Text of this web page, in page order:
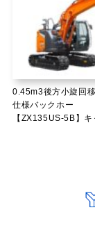
0.45m3後方小旋回
仕様バックホー
【ZX135US-5B】キ